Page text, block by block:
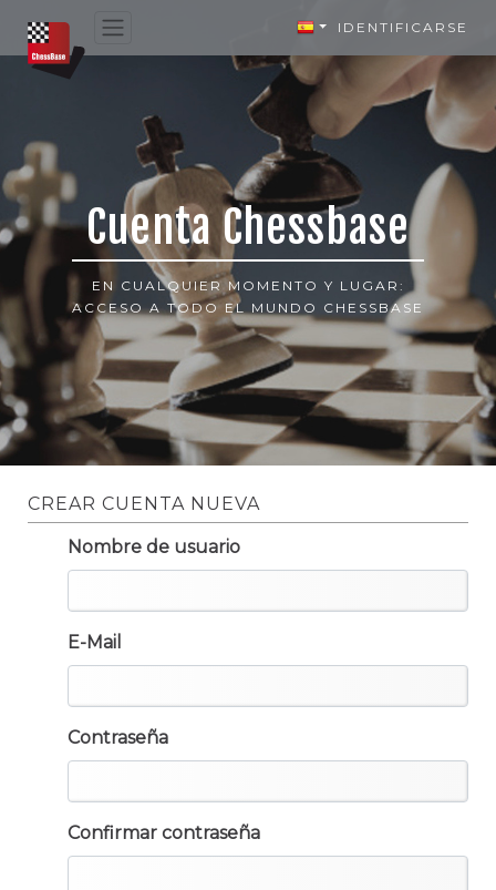
IDENTIFICARSE
Cuenta Chessbase
EN CUALQUIER MOMENTO Y LUGAR:
ACCESO A TODO EL MUNDO CHESSBASE
CREAR CUENTA NUEVA
Nombre de usuario
E-Mail
Contraseña
Confirmar contraseña